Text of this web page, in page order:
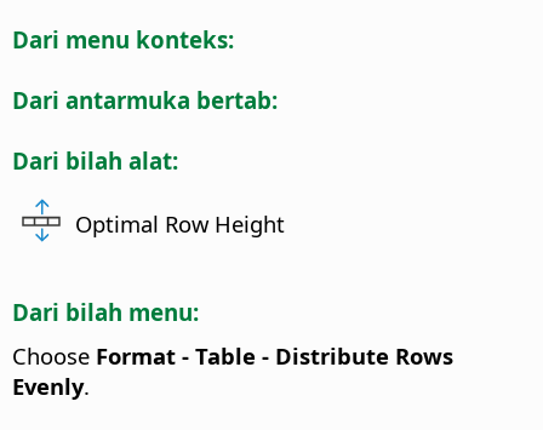
Dari menu konteks:
Dari antarmuka bertab:
Dari bilah alat:
Optimal Row Height
Dari bilah menu:
Choose Format - Table - Distribute Rows
Evenly.